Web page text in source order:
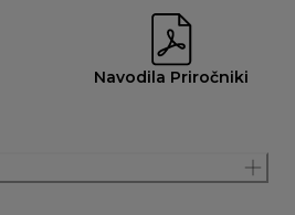
Navodila Priročniki